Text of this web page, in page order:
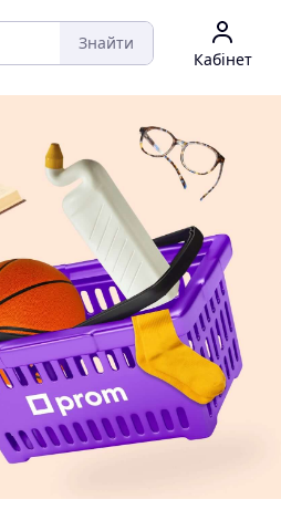
Знайти
Кабінет